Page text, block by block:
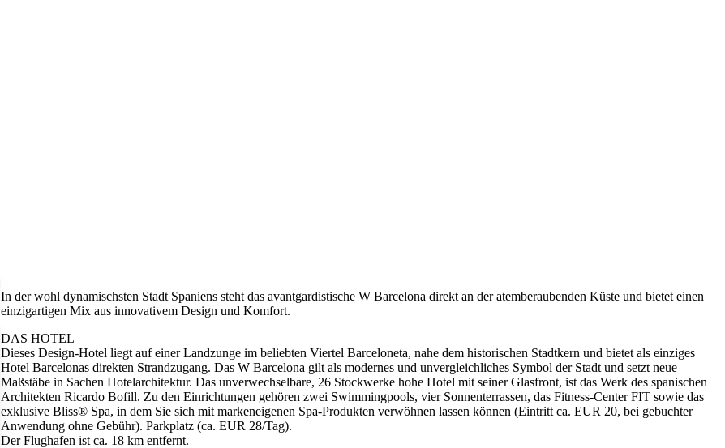
In der wohl dynamischsten Stadt Spaniens steht das avantgardistische W Barcelona direkt an der atemberaubenden Küste und bietet einen
einzigartigen Mix aus innovativem Design und Komfort.
DAS HOTEL
Dieses Design-Hotel liegt auf einer Landzunge im beliebten Viertel Barceloneta, nahe dem historischen Stadtkern und bietet als einziges
Hotel Barcelonas direkten Strandzugang. Das W Barcelona gilt als modernes und unvergleichliches Symbol der Stadt und setzt neue
Maßstäbe in Sachen Hotelarchitektur. Das unverwechselbare, 26 Stockwerke hohe Hotel mit seiner Glasfront, ist das Werk des spanischen
Architekten Ricardo Bofill. Zu den Einrichtungen gehören zwei Swimmingpools, vier Sonnenterrassen, das Fitness-Center FIT sowie das
exklusive Bliss® Spa, in dem Sie sich mit markeneigenen Spa-Produkten verwöhnen lassen können (Eintritt ca. EUR 20, bei gebuchter
Anwendung ohne Gebühr). Parkplatz (ca. EUR 28/Tag).
Der Flughafen ist ca. 18 km entfernt.